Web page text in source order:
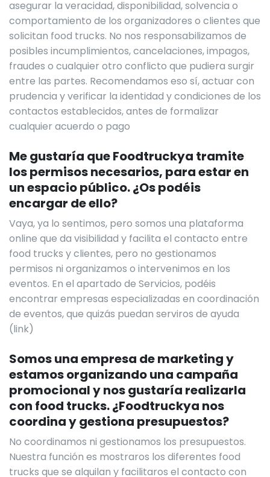
asegurar la veracidad, disponibilidad, solvencia o
comportamiento de los organizadores o clientes que
solicitan food trucks. No nos responsabilizamos de
posibles incumplimientos, cancelaciones, impagos,
fraudes o cualquier otro conflicto que pudiera surgir
entre las partes. Recomendamos eso sí, actuar con
prudencia y verificar la identidad y condiciones de los
contactos establecidos, antes de formalizar
cualquier acuerdo o pago
Me gustaría que Foodtruckya tramite
los permisos necesarios, para estar en
un espacio público. ¿Os podéis
encargar de ello?
Vaya, ya lo sentimos, pero somos una plataforma
online que da visibilidad y facilita el contacto entre
food trucks y clientes, pero no gestionamos
permisos ni organizamos o intervenimos en los
eventos. En el apartado de Servicios, podéis
encontrar empresas especializadas en coordinación
de eventos, que quizás puedan serviros de ayuda
(link)
Somos una empresa de marketing y
estamos organizando una campaña
promocional y nos gustaría realizarla
con food trucks. ¿Foodtruckya nos
coordina y gestiona presupuestos?
No coordinamos ni gestionamos los presupuestos.
Nuestra función es mostraros los diferentes food
trucks que se alquilan y facilitaros el contacto con